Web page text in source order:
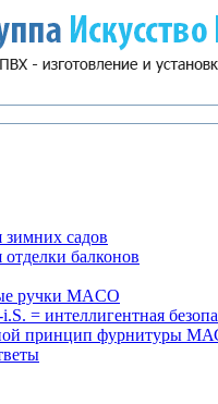
зимних садов
отделки балконов
ручки MACO
= интеллигентная
принцип фурнитуры